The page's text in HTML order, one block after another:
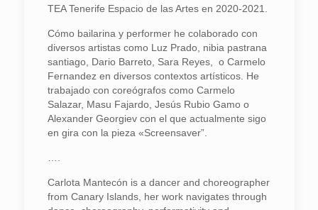
TEA Tenerife Espacio de las Artes en 2020-2021.
Cómo bailarina y performer he colaborado con
diversos artistas como Luz Prado, nibia pastrana
santiago, Dario Barreto, Sara Reyes,
o Carmelo
Fernandez en diversos contextos artísticos. He
trabajado con coreógrafos como Carmelo
Salazar, Masu Fajardo, Jesús Rubio Gamo o
Alexander Georgiev con el que actualmente sigo
en gira con la pieza «Screensaver”.
Carlota Mantecón is a dancer and choreographer
from Canary Islands, her work navigates through